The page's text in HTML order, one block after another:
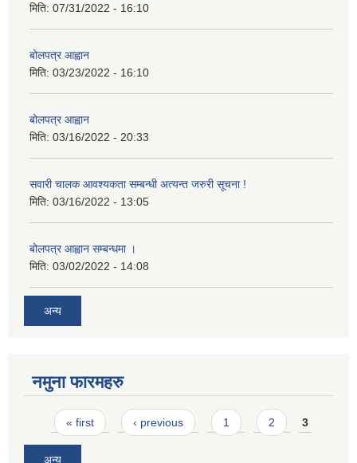
मिति: 07/31/2022 - 16:10
बोलपत्र आह्वान
मिति: 03/23/2022 - 16:10
बोलपत्र आह्वान
मिति: 03/16/2022 - 20:33
सवारी चालक आवश्यकता सम्बन्धी अत्यन्त जरुरी सूचना !
मिति: 03/16/2022 - 13:05
बोलपत्र आह्वान सम्बन्धमा ।
मिति: 03/02/2022 - 14:08
अन्य
नमुना फारमहरु
Pages
« first ‹ previous 1 2 3
अन्य